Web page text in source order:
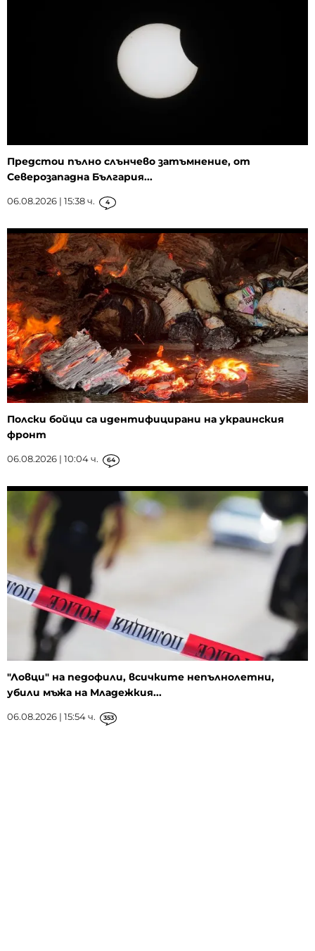
Предстои пълно слънчево затъмнение, от
Северозападна България...
06.08.2026 | 15:38 ч. 4
Полски бойци са идентифицирани на украинския
фронт
06.08.2026 | 10:04 ч. 64
"Ловци" на педофили, всичките непълнолетни,
убили мъжа на Младежкия...
06.08.2026 | 15:54 ч. 353